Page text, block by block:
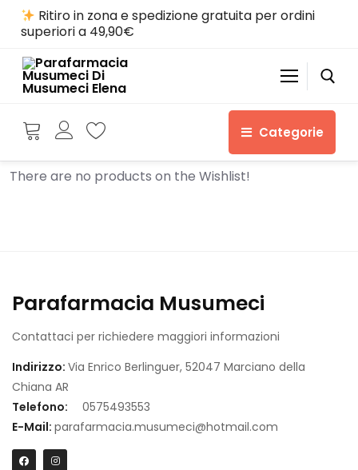
Skip
Ritiro in zona e spedizione gratuita per ordini
superiori a 49,90€
Categorie
COSMETICI
Menu
Version
2.0.12
Author:
Atakan
Au
There are no products on the Wishlist!
Parafarmacia Musumeci
Contattaci per richiedere maggiori informazioni
Indirizzo: Via Enrico Berlinguer, 52047 Marciano della
Chiana AR
Telefono:
0575493553
E-Mail: parafarmacia.musumeci@hotmail.com